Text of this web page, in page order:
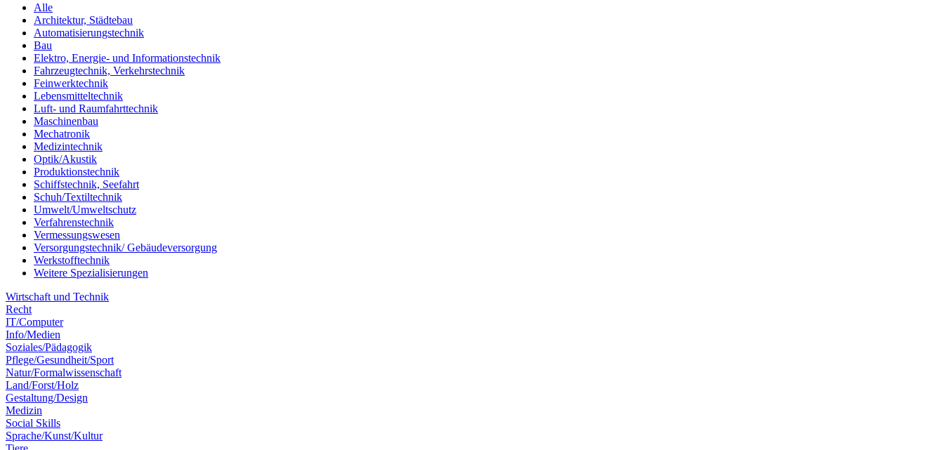
Alle
Architektur, Städtebau
Automatisierungstechnik
Bau
Elektro, Energie- und Informationstechnik
Fahrzeugtechnik, Verkehrstechnik
Feinwerktechnik
Lebensmitteltechnik
Luft- und Raumfahrttechnik
Maschinenbau
Mechatronik
Medizintechnik
Optik/Akustik
Produktionstechnik
Schiffstechnik, Seefahrt
Schuh/Textiltechnik
Umwelt/Umweltschutz
Verfahrenstechnik
Vermessungswesen
Versorgungstechnik/ Gebäudeversorgung
Werkstofftechnik
Weitere Spezialisierungen
Wirtschaft und Technik
Recht
IT/Computer
Info/Medien
Soziales/Pädagogik
Pflege/Gesundheit/Sport
Natur/Formalwissenschaft
Land/Forst/Holz
Gestaltung/Design
Medizin
Social Skills
Sprache/Kunst/Kultur